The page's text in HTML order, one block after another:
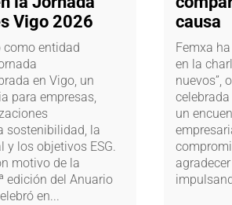
Vigo 2026
como entidad
en Vigo, un
para empresas,
sostenibilidad, la
y los objetivos ESG.
motivo de la
edición del Anuario
en...
causa
Femxa
en la
nuevos”,
un